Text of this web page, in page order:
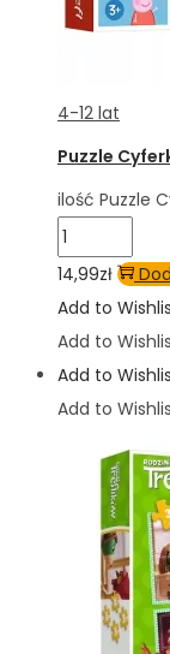
4-12 lat
Puzzle
ilość Puzzle
14,99zł
Add to
Add to
Add to
Add to